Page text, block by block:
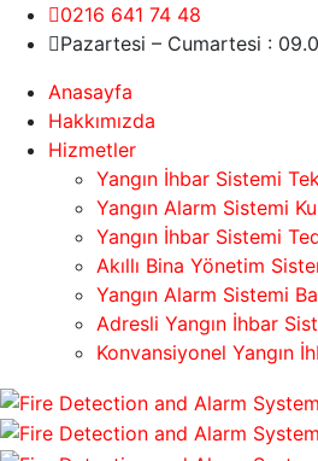
0216 641 74 48
Pazartesi – Cumartesi :
Anasayfa
Hakkımızda
Hizmetler
Yangın İhbar Sistemi
Yangın Alarm Sistemi
Yangın İhbar Sistemi
Akıllı Bina Yönetim
Yangın Alarm Sistemi
Adresli Yangın İhbar
Konvansiyonel Yangın